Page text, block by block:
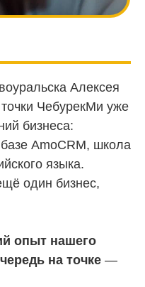
Алексея
ЧебурекМи уже
бизнеса:
AmoCRM, школа
языка.
один бизнес,
опыт нашего
на точке —